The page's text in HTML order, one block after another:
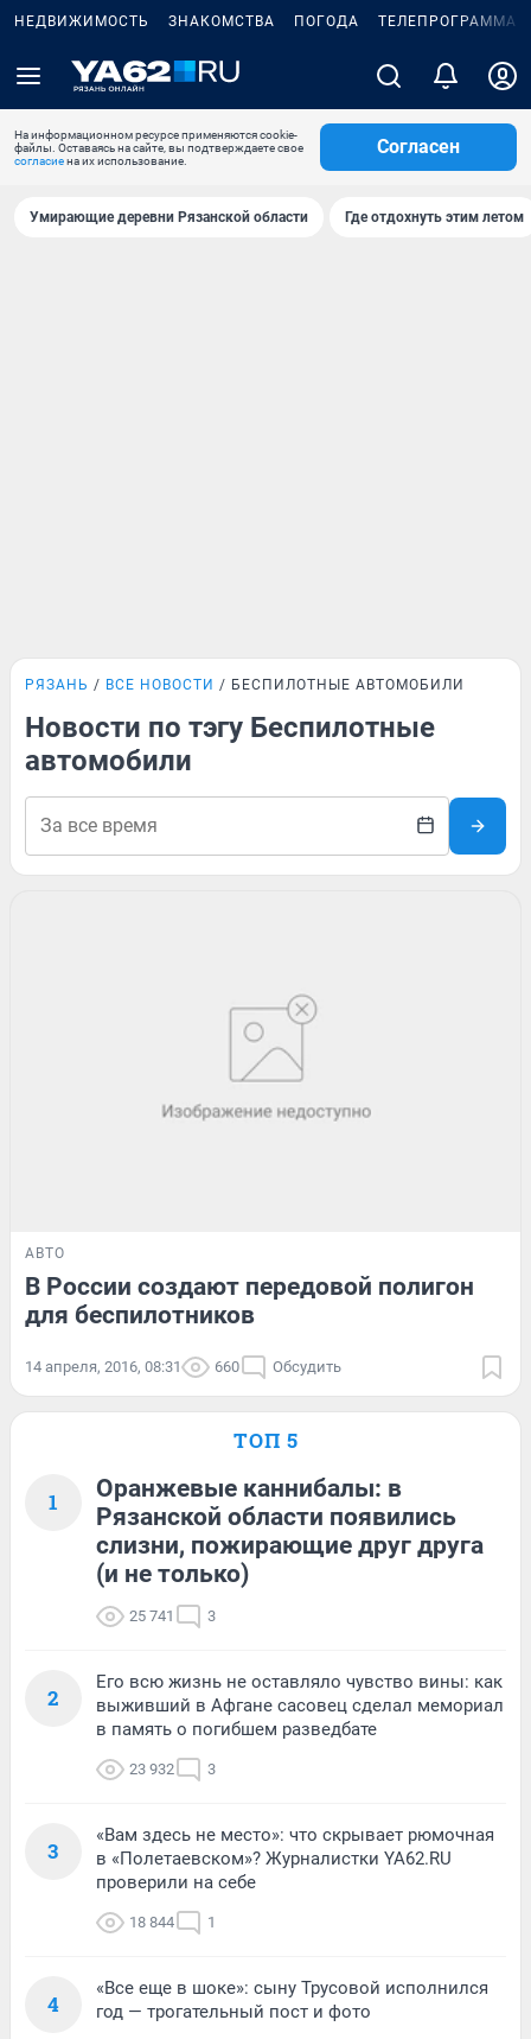
НЕДВИЖИМОСТЬ ЗНАКОМСТВА ПОГОДА ТЕЛЕПРОГРАММА
На информационном ресурсе применяются cookie-
файлы. Оставаясь на сайте, вы подтверждаете свое
согласиена их использование.
Согласен
Умирающие деревни Рязанской области Где отдохнуть этим летом
РЯЗАНЬ ВСЕ НОВОСТИ БЕСПИЛОТНЫЕ АВТОМОБИЛИ
Новости по тэгу Беспилотные
автомобили
АВТО
В России создают передовой полигон
для беспилотников
14 апреля, 2016, 08:31 660 Обсудить
ТОП 5
1
Оранжевые каннибалы: в
Рязанской области появились
слизни, пожирающие друг друга
(и не только)
25 741 3
2
Его всю жизнь не оставляло чувство вины: как
выживший в Афгане сасовец сделал мемориал
в память о погибшем разведбате
23 932 3
3
«Вам здесь не место»: что скрывает рюмочная
в «Полетаевском»? Журналистки YA62.RU
проверили на себе
18 844 1
4
«Все еще в шоке»: сыну Трусовой исполнился
год — трогательный пост и фото